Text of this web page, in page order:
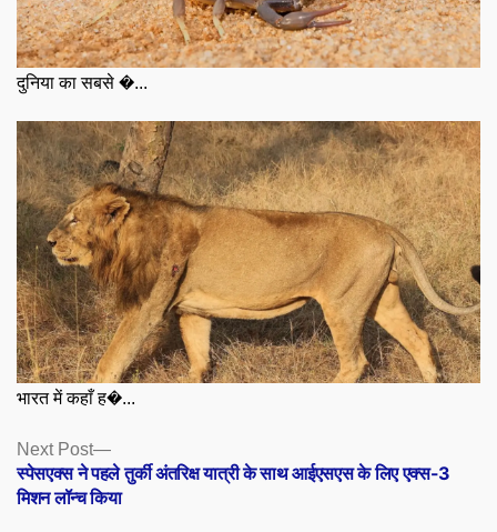
दुनिया का सबसे �...
भारत में कहाँ ह�...
Posts
navigation
Next Post
Next
post:
स्पेसएक्स ने पहले तुर्की अंतरिक्ष यात्री के साथ आईएसएस के लिए एक्स-3
मिशन लॉन्च किया